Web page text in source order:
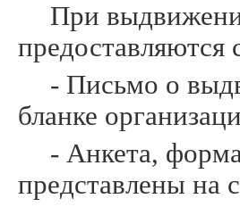
При
- Письмо о
бланке
- Анкета,
представлены на